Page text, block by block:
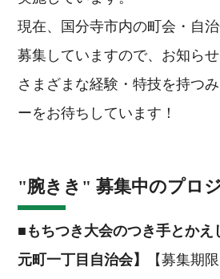
現在、国分寺市内の町会・自
募集していますので、お知らせ
さまざまな経験・特技を持つ
ーをお待ちしています！
"腕きき" 募集中のプロ
■ もちつき大会のつき手とか
元町一丁目自治会】
【募集期